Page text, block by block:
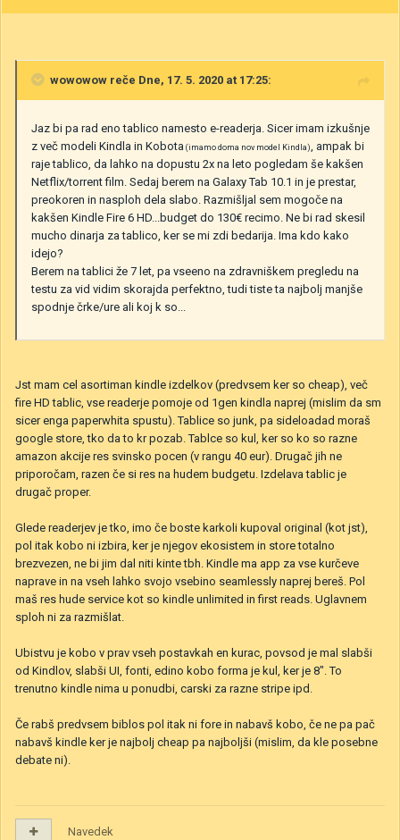
wowowow reče Dne, 17. 5. 2020 at 17:25:
Jaz bi pa rad eno tablico namesto e-readerja. Sicer imam izkušnje
z več modeli Kindla in Kobota (imamo doma nov model Kindla), ampak bi
raje tablico, da lahko na dopustu 2x na leto pogledam še kakšen
Netflix/torrent film. Sedaj berem na Galaxy Tab 10.1 in je prestar,
preokoren in nasploh dela slabo. Razmišljal sem mogoče na
kakšen Kindle Fire 6 HD...budget do 130€ recimo. Ne bi rad skesil
mucho dinarja za tablico, ker se mi zdi bedarija. Ima kdo kako
idejo?
Berem na tablici že 7 let, pa vseeno na zdravniškem pregledu na
testu za vid vidim skorajda perfektno, tudi tiste ta najbolj manjše
spodnje črke/ure ali koj k so...
Jst mam cel asortiman kindle izdelkov (predvsem ker so cheap), več
fire HD tablic, vse readerje pomoje od 1gen kindla naprej (mislim da sm
sicer enga paperwhita spustu). Tablice so junk, pa sideloadad moraš
google store, tko da to kr pozab. Tablce so kul, ker so ko so razne
amazon akcije res svinsko pocen (v rangu 40 eur). Drugač jih ne
priporočam, razen če si res na hudem budgetu. Izdelava tablic je
drugač proper.
Glede readerjev je tko, imo če boste karkoli kupoval original (kot jst),
pol itak kobo ni izbira, ker je njegov ekosistem in store totalno
brezvezen, ne bi jim dal niti kinte tbh. Kindle ma app za vse kurčeve
naprave in na vseh lahko svojo vsebino seamlessly naprej bereš. Pol
maš res hude service kot so kindle unlimited in first reads. Uglavnem
sploh ni za razmišlat.
Ubistvu je kobo v prav vseh postavkah en kurac, povsod je mal slabši
od Kindlov, slabši UI, fonti, edino kobo forma je kul, ker je 8". To
trenutno kindle nima u ponudbi, carski za razne stripe ipd.
Če rabš predvsem biblos pol itak ni fore in nabavš kobo, če ne pa pač
nabavš kindle ker je najbolj cheap pa najboljši (mislim, da kle posebne
debate ni).
Navedek